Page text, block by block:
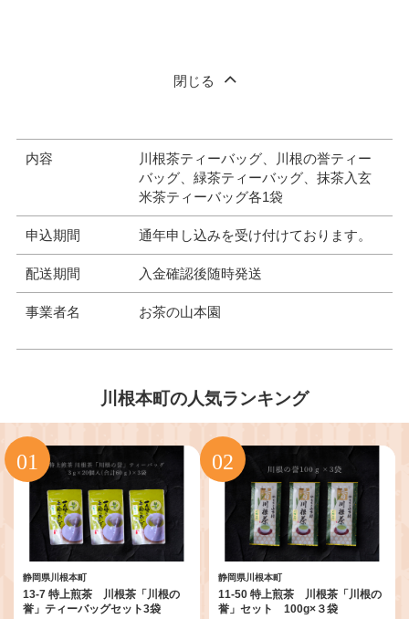
閉じる
内容
川根茶ティーバッグ、川根の誉ティー
バッグ、緑茶ティーバッグ、抹茶入玄
米茶ティーバッグ各1袋
申込期間 通年申し込みを受け付けております。
配送期間 入金確認後随時発送
事業者名 お茶の山本園
川根本町の人気ランキング
静岡県川根本町
13-7 特上煎茶 川根茶「川根の
誉」ティーバッグセット3袋
静岡県川根本町
11-50 特上煎茶 川根茶「川根の
誉」セット 100g×３袋